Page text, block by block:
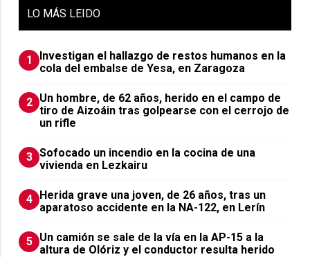
LO MÁS LEIDO
1
Investigan el hallazgo de restos humanos en la
cola del embalse de Yesa, en Zaragoza
2 Un hombre, de 62 años, herido en el campo de
tiro de Aizoáin tras golpearse con el cerrojo de
un rifle
3 Sofocado un incendio en la cocina de una
vivienda en Lezkairu
4 Herida grave una joven, de 26 años, tras un
aparatoso accidente en la NA-122, en Lerín
5 Un camión se sale de la vía en la AP-15 a la
altura de Olóriz y el conductor resulta herido